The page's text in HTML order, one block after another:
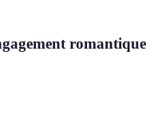
romantique